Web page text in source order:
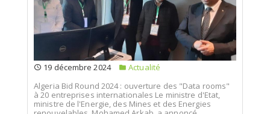
19 décembre 2024
Actualité
Algeria Bid Round 2024 : ouverture des "Data rooms"
à 20 entreprises internationales Le ministre d'Etat,
ministre de l'Energie, des Mines et des Energies